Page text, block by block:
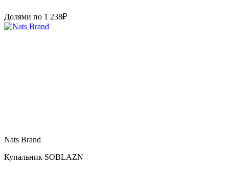
Долями по 1 238₽
Nats Brand
Купальник SOBLAZN